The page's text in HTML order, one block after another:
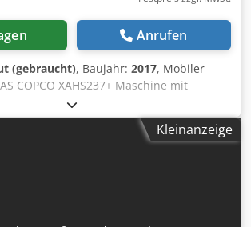
Anrufen
(gebraucht), Baujahr: 2017, Mobiler
COPCO XAHS237+ Maschine mit
Komplettservice Codpsx Iffhefx Am Hjrf
Leistung: 14,20 m3/min; Betriebsdruck:
Motor: MERCEDES MTU;Kleinanzeige